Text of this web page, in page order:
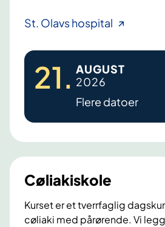
St. Olavs hospital C
l
i
k
i
L
i
n
21. AUGUST
2026
Flere datoer
Cøliakiskole
Kurset er et tverrfaglig
cøliaki med pårørende. Vi